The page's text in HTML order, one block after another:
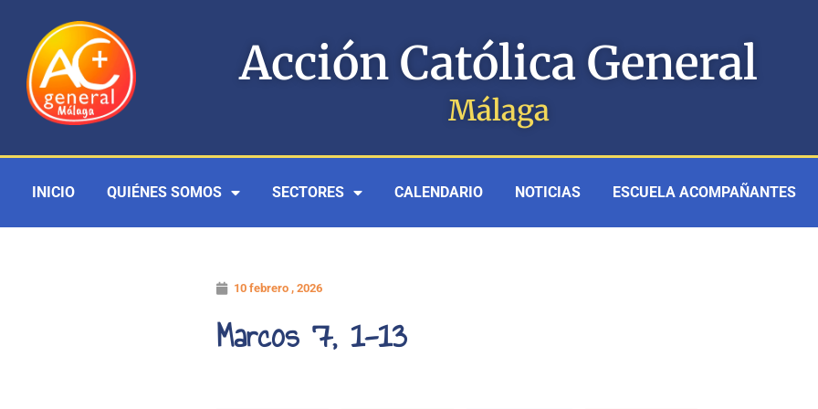
contenido
Acción Católica General
Málaga
INICIO QUIÉNES SOMOS SECTORES CALENDARIO NOTICIAS ESCUELA ACOMPAÑANTES
10 febrero , 2026
Marcos 7, 1-13